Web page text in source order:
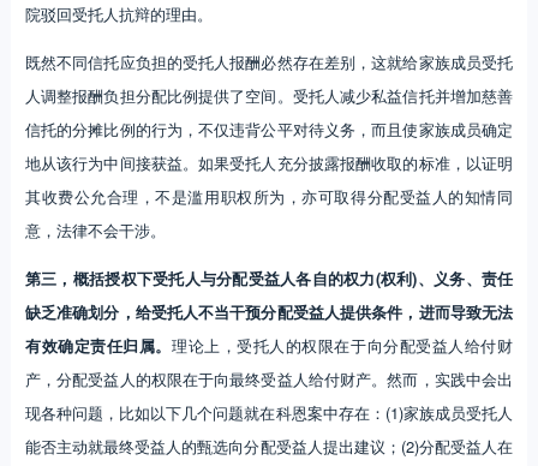
院驳回受托人抗辩的理由。
既然不同信托应负担的受托人报酬必然存在差别，这就给家族成员受托
人调整报酬负担分配比例提供了空间。受托人减少私益信托并增加慈善
信托的分摊比例的行为，不仅违背公平对待义务，而且使家族成员确定
地从该行为中间接获益。如果受托人充分披露报酬收取的标准，以证明
其收费公允合理，不是滥用职权所为，亦可取得分配受益人的知情同
意，法律不会干涉。
第三，概括授权下受托人与分配受益人各自的权力(权利)、义务、责任
缺乏准确划分，给受托人不当干预分配受益人提供条件，进而导致无法
有效确定责任归属。 理论上，受托人的权限在于向分配受益人给付财
产，分配受益人的权限在于向最终受益人给付财产。然而，实践中会出
现各种问题，比如以下几个问题就在科恩案中存在：(1)家族成员受托人
能否主动就最终受益人的甄选向分配受益人提出建议；(2)分配受益人在